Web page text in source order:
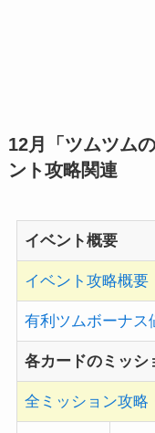
12月「ツムツム
ント攻略関連
イベント概要
イベント攻略概要
有利ツムボーナス
各カードのミッシ
全ミッション攻略